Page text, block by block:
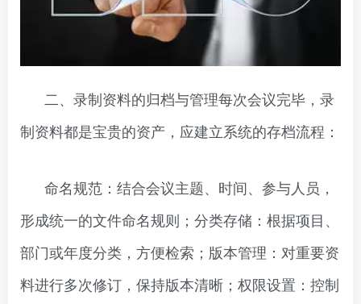
二、录制资料的归档与管理每次会议完毕，录
制资料都是宝贵的资产，应建立系统的存档流程：
命名规范：结合会议主题、时间、参与人员，
形成统一的文件命名规则；分类存储：根据项目、
部门或年度分类，方便检索；版本管理：对重要资
料进行多次修订，保持版本清晰；权限设置：控制